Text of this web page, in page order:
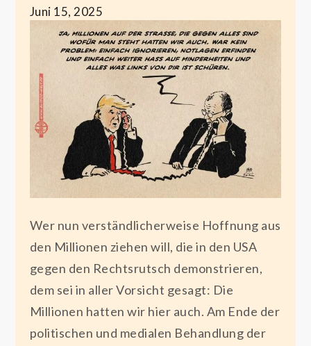
Juni 15, 2025
Wer nun verständlicherweise Hoffnung aus
den Millionen ziehen will, die in den USA
gegen den Rechtsrutsch demonstrieren,
dem sei in aller Vorsicht gesagt: Die
Millionen hatten wir hier auch. Am Ende der
politischen und medialen Behandlung der